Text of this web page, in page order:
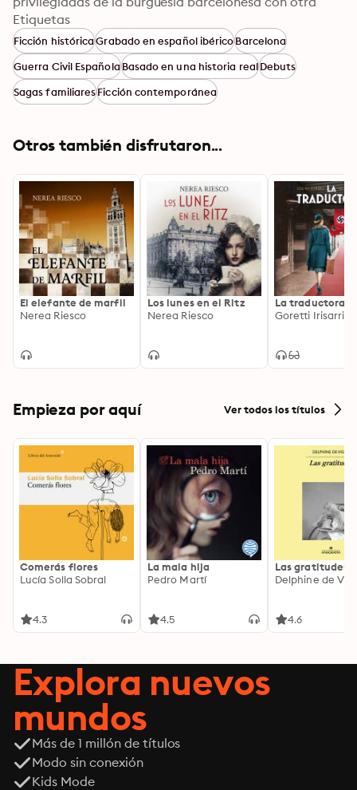
realidad social llena de desigualdades», Fuera de Serie.
«El heredero se encuentre en la pista de salida de esas
novelas que, como El tiempo entre costuras, ahondan
un poco más en guerras y conflictos que nos afectan (y
siguen afectando) a todos», Vanitatis.
Etiquetas
Ficción históricaGrabado en español ibéricoBarcelona
Guerra Civil EspañolaBasado en una historia realDebuts
Sagas familiaresFicción contemporánea
Otros también disfrutaron...
El elefante de marfil
Nerea Riesco
Los lunes en el Ritz
Nerea Riesco
La traductora
Empieza por aquí Ver todos los títulos
Comerás flores
Lucía Solla Sobral
4.3
La mala hija
Pedro Martí
4.5
Las gratitudes
Delphine de
4.6
Explora nuevos
mundos
Más de 1 millón de títulos
Modo sin conexión
Kids Mode